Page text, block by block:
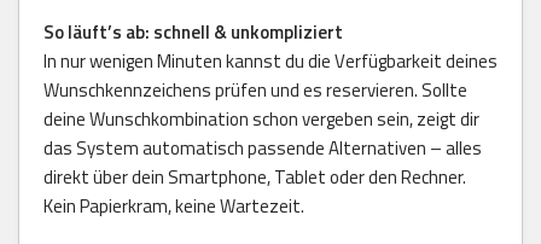
So läuft’s ab: schnell & unkompliziert
In nur wenigen Minuten kannst du die Verfügbarkeit deines
Wunschkennzeichens prüfen und es reservieren. Sollte
deine Wunschkombination schon vergeben sein, zeigt dir
das System automatisch passende Alternativen – alles
direkt über dein Smartphone, Tablet oder den Rechner.
Kein Papierkram, keine Wartezeit.